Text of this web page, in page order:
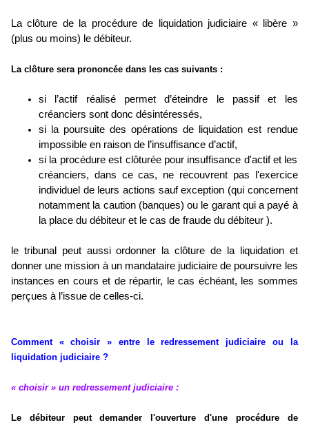
La clôture de la procédure de liquidation judiciaire « libère »
(plus ou moins) le débiteur.
La clôture sera prononcée dans les cas suivants :
si l’actif réalisé permet d’éteindre le passif et les
créanciers sont donc désintéressés,
si la poursuite des opérations de liquidation est rendue
impossible en raison de l’insuffisance d’actif,
si la procédure est clôturée pour insuffisance d'actif et les
créanciers, dans ce cas, ne recouvrent pas l'exercice
individuel de leurs actions sauf exception (qui concernent
notamment la caution (banques) ou le garant qui a payé à
la place du débiteur et le cas de fraude du débiteur ).
le tribunal peut aussi ordonner la clôture de la liquidation et
donner une mission à un mandataire judiciaire de poursuivre les
instances en cours et de répartir, le cas échéant, les sommes
perçues à l’issue de celles-ci.
Comment « choisir » entre le redressement judiciaire ou la
liquidation judiciaire ?
« choisir » un redressement judiciaire :
Le débiteur peut demander l'ouverture d'une procédure de